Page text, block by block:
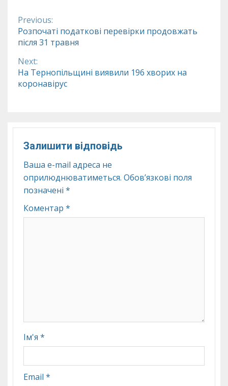
Continue
Reading
Previous:
Розпочаті податкові перевірки продовжать
після 31 травня
Next:
На Тернопільщині виявили 196 хворих на
коронавірус
Залишити відповідь
Ваша e-mail адреса не
оприлюднюватиметься. Обов’язкові поля
позначені *
Коментар *
Ім'я *
Email *